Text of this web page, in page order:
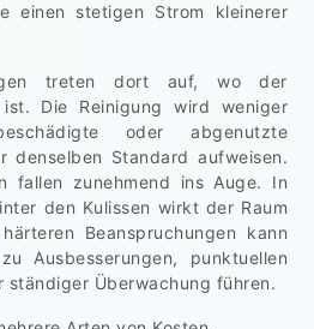
einen stetigen Strom kleinerer
treten dort auf, wo der
Die Reinigung wird weniger
oder abgenutzte
denselben Standard aufweisen.
fallen zunehmend ins Auge. In
den Kulissen wirkt der Raum
Beanspruchungen kann
Ausbesserungen, punktuellen
ständiger Überwachung führen.